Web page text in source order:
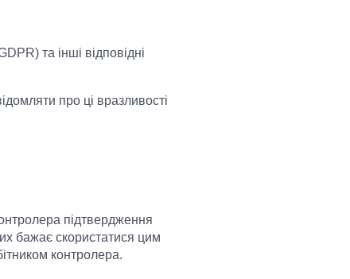
та інші відповідні
про ці вразливості
підтвердження
бажає скористатися цим
контролера.